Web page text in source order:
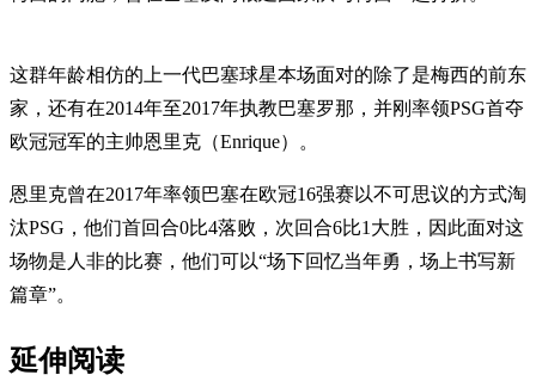
这群年龄相仿的上一代巴塞球星本场面对的除了是梅西的前东
家，还有在2014年至2017年执教巴塞罗那，并刚率领PSG首夺
欧冠冠军的主帅恩里克（Enrique）。
恩里克曾在2017年率领巴塞在欧冠16强赛以不可思议的方式淘
汰PSG，他们首回合0比4落败，次回合6比1大胜，因此面对这
场物是人非的比赛，他们可以“场下回忆当年勇，场上书写新
篇章”。
延伸阅读